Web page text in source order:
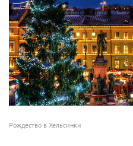
Рождество в Хельсинки